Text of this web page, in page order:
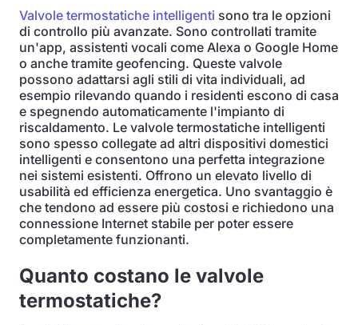
Valvole termostatiche intelligenti sono tra le opzioni
di controllo più avanzate. Sono controllati tramite
un'app, assistenti vocali come Alexa o Google Home
o anche tramite geofencing. Queste valvole
possono adattarsi agli stili di vita individuali, ad
esempio rilevando quando i residenti escono di casa
e spegnendo automaticamente l'impianto di
riscaldamento. Le valvole termostatiche intelligenti
sono spesso collegate ad altri dispositivi domestici
intelligenti e consentono una perfetta integrazione
nei sistemi esistenti. Offrono un elevato livello di
usabilità ed efficienza energetica. Uno svantaggio è
che tendono ad essere più costosi e richiedono una
connessione Internet stabile per poter essere
completamente funzionanti.
Quanto costano le valvole
termostatiche?